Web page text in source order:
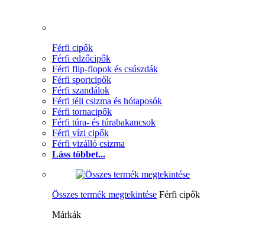
Férfi cipők
Férfi edzőcipők
Férfi flip-flopok és csúszdák
Férfi sportcipők
Férfi szandálok
Férfi téli csizma és hótaposók
Férfi tornacipők
Férfi túra- és túrabakancsok
Férfi vízi cipők
Férfi vizálló csizma
Láss többet...
Összes termék megtekintése Férfi cipők
Márkák